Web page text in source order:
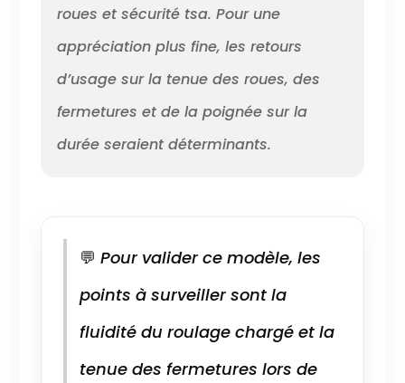
roues et sécurité tsa. Pour une
appréciation plus fine, les retours
d’usage sur la tenue des roues, des
fermetures et de la poignée sur la
durée seraient déterminants.
💬 Pour valider ce modèle, les
points à surveiller sont la
fluidité du roulage chargé et la
tenue des fermetures lors de